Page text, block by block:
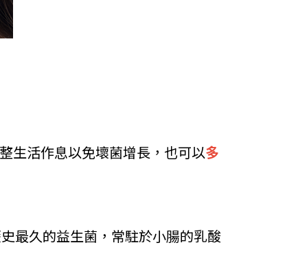
生活作息以免壞菌增長，也可以多
最久的益生菌，常駐於小腸的乳酸